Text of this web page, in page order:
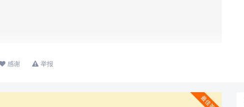
查看更多
感谢 举报